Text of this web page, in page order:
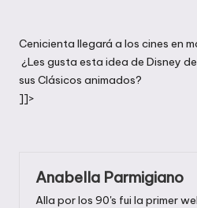
Cenicienta llegará a los cines en
¿Les gusta esta idea de Disney
sus Clásicos animados?
]]>
Anabella Parmigiano
Alla por los 90's fui la primer